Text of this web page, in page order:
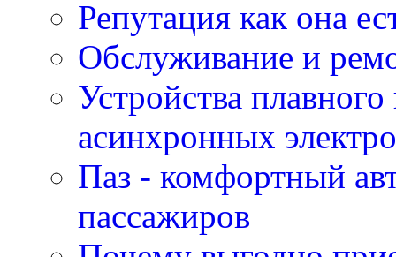
Репутация как она
Обслуживание и
Устройства
асинхронных
Паз - комфортный
пассажиров